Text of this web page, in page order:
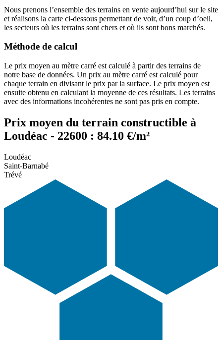
Nous prenons l’ensemble des terrains en vente aujourd’hui sur le site
et réalisons la carte ci-dessous permettant de voir, d’un coup d’oeil,
les secteurs où les terrains sont chers et où ils sont bons marchés.
Méthode de calcul
Le prix moyen au mètre carré est calculé à partir des terrains de
notre base de données. Un prix au mètre carré est calculé pour
chaque terrain en divisant le prix par la surface. Le prix moyen est
ensuite obtenu en calculant la moyenne de ces résultats. Les terrains
avec des informations incohérentes ne sont pas pris en compte.
Prix moyen du terrain constructible à
Loudéac - 22600 : 84.10 €/m²
Loudéac
Saint-Barnabé
Trévé